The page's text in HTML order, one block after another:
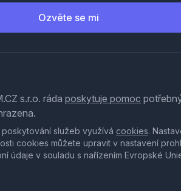
Ozvěte se mi
s.r.o. ráda poskytuje pomoc
poskytování služeb využívá cookies.
cookies můžete upravit v nastavení
údaje v souladu s nařízením Evropské